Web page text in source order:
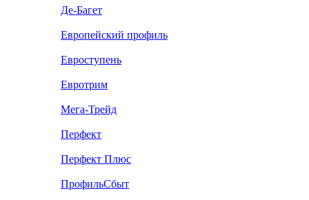
Де-Багет
Европейский профиль
Евроступень
Евротрим
Мега-Трейд
Перфект
Перфект Плюс
ПрофильСбыт